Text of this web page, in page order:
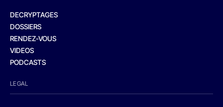
DECRYPTAGES
DOSSIERS
RENDEZ-VOUS
VIDEOS
PODCASTS
LEGAL